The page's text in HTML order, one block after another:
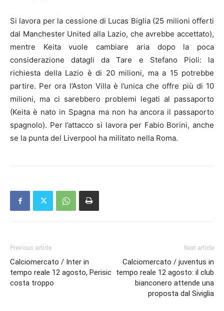
Si lavora per la cessione di Lucas Biglia (25 milioni offerti
dal Manchester United alla Lazio, che avrebbe accettato),
mentre Keita vuole cambiare aria dopo la poca
considerazione datagli da Tare e Stefano Pioli: la
richiesta della Lazio è di 20 milioni, ma a 15 potrebbe
partire. Per ora l’Aston Villa è l’unica che offre più di 10
milioni, ma ci sarebbero problemi legati al passaporto
(Keita è nato in Spagna ma non ha ancora il passaporto
spagnolo). Per l’attacco si lavora per Fabio Borini, anche
se la punta del Liverpool ha militato nella Roma.
Previous article
Calciomercato / Inter in
tempo reale 12 agosto, Perisic
costa troppo
Next article
Calciomercato / juventus in
tempo reale 12 agosto: il club
bianconero attende una
proposta dal Siviglia